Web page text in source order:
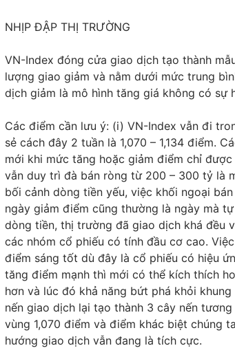
NHỊP ĐẬP THỊ TRƯỜNG
VN-Index đóng cửa giao dịch tạo thành
lượng giao giảm và nằm dưới mức trung
dịch giảm là mô hình tăng giá không có sự
Các điểm cần lưu ý: (i) VN-Index vẫn đi
sẻ cách đây 2 tuần là 1,070 – 1,134 điểm.
mới khi mức tăng hoặc giảm điểm chỉ
vẫn duy trì đà bán ròng từ 200 – 300 tỷ là
bối cảnh dòng tiền yếu, việc khối ngoại
ngày giảm điểm cũng thường là ngày mà
dòng tiền, thị trường đã giao dịch khá đều
các nhóm cổ phiếu có tính đầu cơ cao.
điểm sáng tốt dù đây là cổ phiếu có hiệu
tăng điểm mạnh thì mới có thể kích thích
hơn và lúc đó khả năng bứt phá khỏi
nến giao dịch lại tạo thành 3 cây nến
vùng 1,070 điểm và điểm khác biệt chúng
hướng giao dịch vẫn đang là tích cực.